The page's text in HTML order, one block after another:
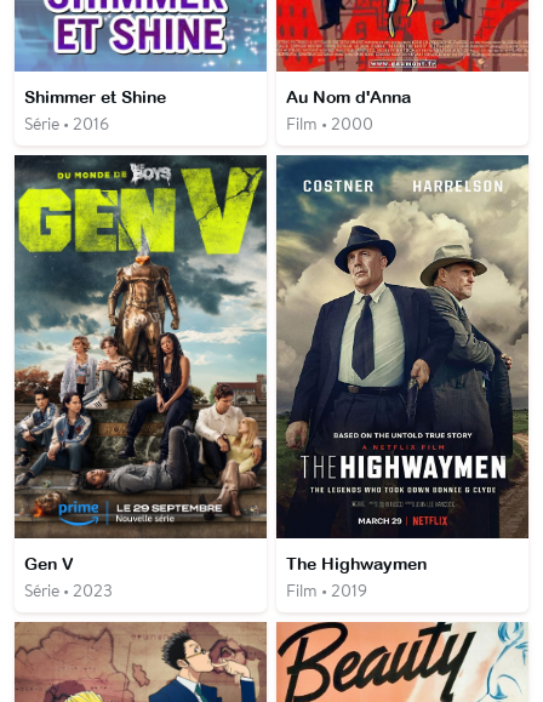
Shimmer et Shine
Série • 2016
Au Nom d'Anna
Film • 2000
Gen V
Série • 2023
The Highwaymen
Film • 2019